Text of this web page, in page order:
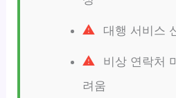
대행 서비스
비상 연락처
려움